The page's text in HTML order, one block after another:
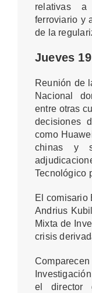
relativas
ferroviario y
de la
Jueves 19
Reunión de
Nacional
entre otras
decisiones
como
chinas y
Tecnológico
El comisario
Andrius
Mixta de
crisis
el director